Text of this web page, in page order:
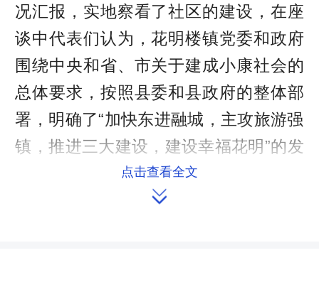
况汇报，实地察看了社区的建设，在座
谈中代表们认为，花明楼镇党委和政府
围绕中央和省、市关于建成小康社会的
总体要求，按照县委和县政府的整体部
署，明确了“加快东进融城，主攻旅游强
镇，推进三大建设，建设幸福花明”的发
展思路，在措施上，一是加快项目建
设，做强旅游产业；二是立足新型城
点击查看全文
